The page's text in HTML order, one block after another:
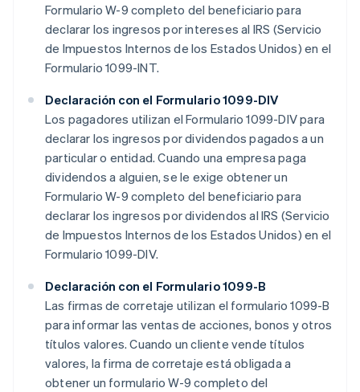
Formulario W-9 completo del beneficiario para
declarar los ingresos por intereses al IRS (Servicio
de Impuestos Internos de los Estados Unidos) en el
Formulario 1099-INT.
Declaración con el Formulario 1099-DIV
Los pagadores utilizan el Formulario 1099-DIV para
declarar los ingresos por dividendos pagados a un
particular o entidad. Cuando una empresa paga
dividendos a alguien, se le exige obtener un
Formulario W-9 completo del beneficiario para
declarar los ingresos por dividendos al IRS (Servicio
de Impuestos Internos de los Estados Unidos) en el
Formulario 1099-DIV.
Declaración con el Formulario 1099-B
Las firmas de corretaje utilizan el formulario 1099-B
para informar las ventas de acciones, bonos y otros
títulos valores. Cuando un cliente vende títulos
valores, la firma de corretaje está obligada a
obtener un formulario W-9 completo del